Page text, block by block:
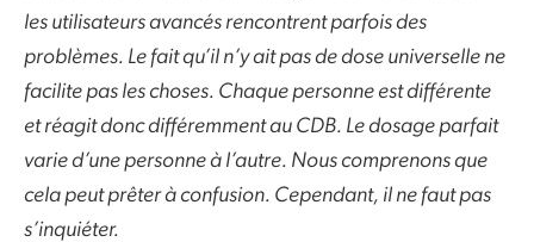
les utilisateurs avancés rencontrent parfois des
problèmes. Le fait qu’il n’y ait pas de dose universelle ne
facilite pas les choses. Chaque personne est différente
et réagit donc différemment au CDB. Le dosage parfait
varie d’une personne à l’autre. Nous comprenons que
cela peut prêter à confusion. Cependant, il ne faut pas
s’inquiéter.